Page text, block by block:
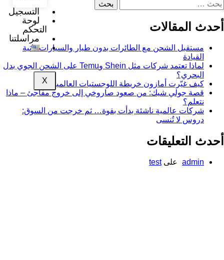
التسجيل
لوحة
التحكم
مراسلتنا
X
المقالات
مستقبل الشحن مع الطائرات بدون طيار والسيارات ذاتية
القيادة
لماذا تعتمد شركات مثل Shein وTemu على الشحن الجوي بدل
البحري؟
كيف غيّرت أمازون خريطة اللوجستيات العالمية؟
قصة جولي شيك: من صعود صاروخي إلى خروج مفاجئ – ماذا
نتعلم؟
شركات عالمية ناشئة بدأت بقوة… ثم خرجت من السوق:
دروس لا تُنسى
التعليقات
admin على test